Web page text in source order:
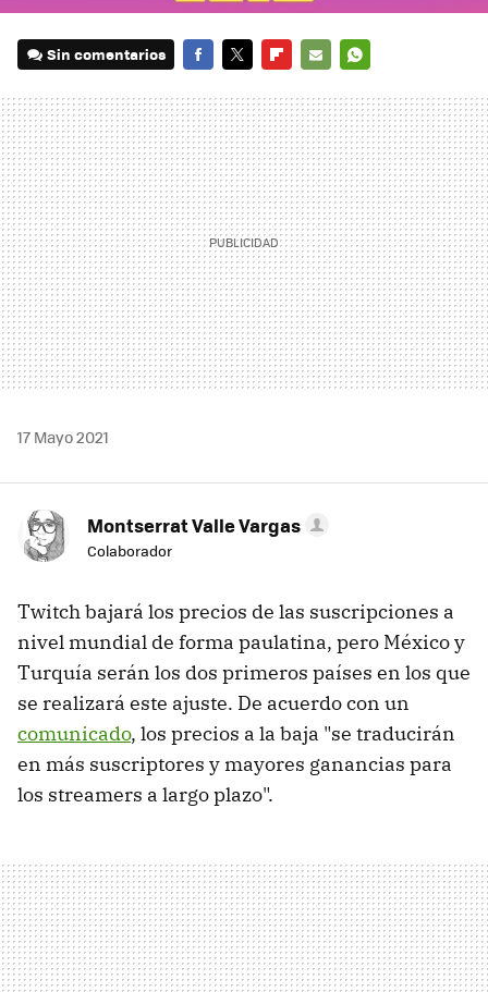
Sin comentarios
MAIL
17 Mayo 2021
Montserrat Valle Vargas
Colaborador
Twitch bajará los precios de las suscripciones a
nivel mundial de forma paulatina, pero México y
Turquía serán los dos primeros países en los que
se realizará este ajuste. De acuerdo con un
comunicado, los precios a la baja "se traducirán
en más suscriptores y mayores ganancias para
los streamers a largo plazo".